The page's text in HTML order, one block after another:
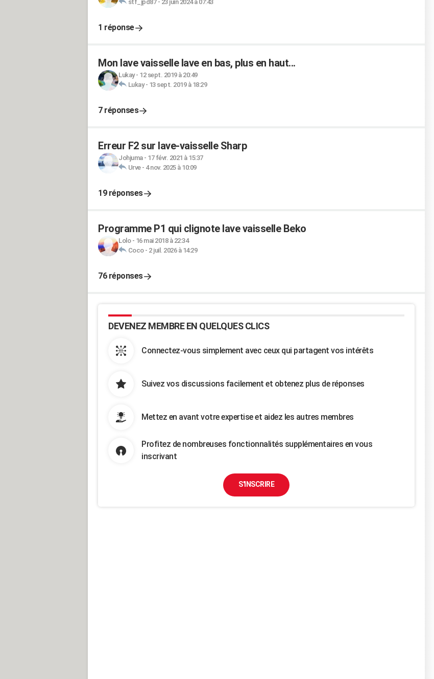
stf_jpd87- 23 juin 2024 à 07:43
1 réponse
Mon lave vaisselle lave en bas, plus en haut...
Lukay- 12 sept. 2019 à 20:49
Lukay- 13 sept. 2019 à 18:29
7 réponses
Erreur F2 sur lave-vaisselle Sharp
Johjuma- 17 févr. 2021 à 15:37
Urve- 4 nov. 2025 à 10:09
19 réponses
Programme P1 qui clignote lave vaisselle Beko
Lolo- 16 mai 2018 à 22:34
Coco- 2 juil. 2026 à 14:29
76 réponses
DEVENEZ MEMBRE EN QUELQUES CLICS
Connectez-vous simplement avec ceux qui partagent vos intérêts
Suivez vos discussions facilement et obtenez plus de réponses
Mettez en avant votre expertise et aidez les autres membres
Profitez de nombreuses fonctionnalités supplémentaires en vous
inscrivant
S'INSCRIRE